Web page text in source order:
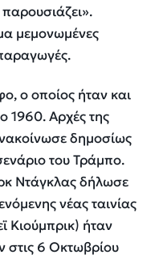
μεμονωμένες
ο οποίος ήταν και
1960. Αρχές της
δημοσίως
του Τράμπο.
Ντάγκλας δήλωσε
νέας ταινίας
Κιούμπρικ) ήταν
στις 6 Οκτωβρίου